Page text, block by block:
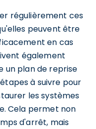
régulièrement ces
peuvent être
en cas
également
un plan de reprise
à suivre pour
les systèmes
Cela permet non
d'arrêt, mais